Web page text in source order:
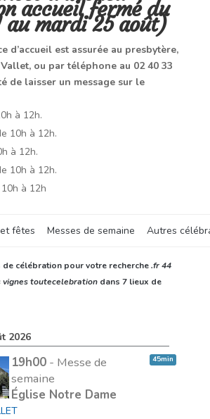
accueil fermé du
au mardi 25 août)
d’accueil est assurée au presbytère,
Vallet, ou par téléphone au 02 40 33
de laisser un message sur le
à 12h.
10h à 12h.
à 12h.
10h à 12h.
à 12h
fêtes Messes de semaine Autres
de célébration pour votre recherche.fr 44
vignes toutecelebrationdans 7 lieux de
2026
45min
19h00- Messe de
semaine
Église Notre Dame